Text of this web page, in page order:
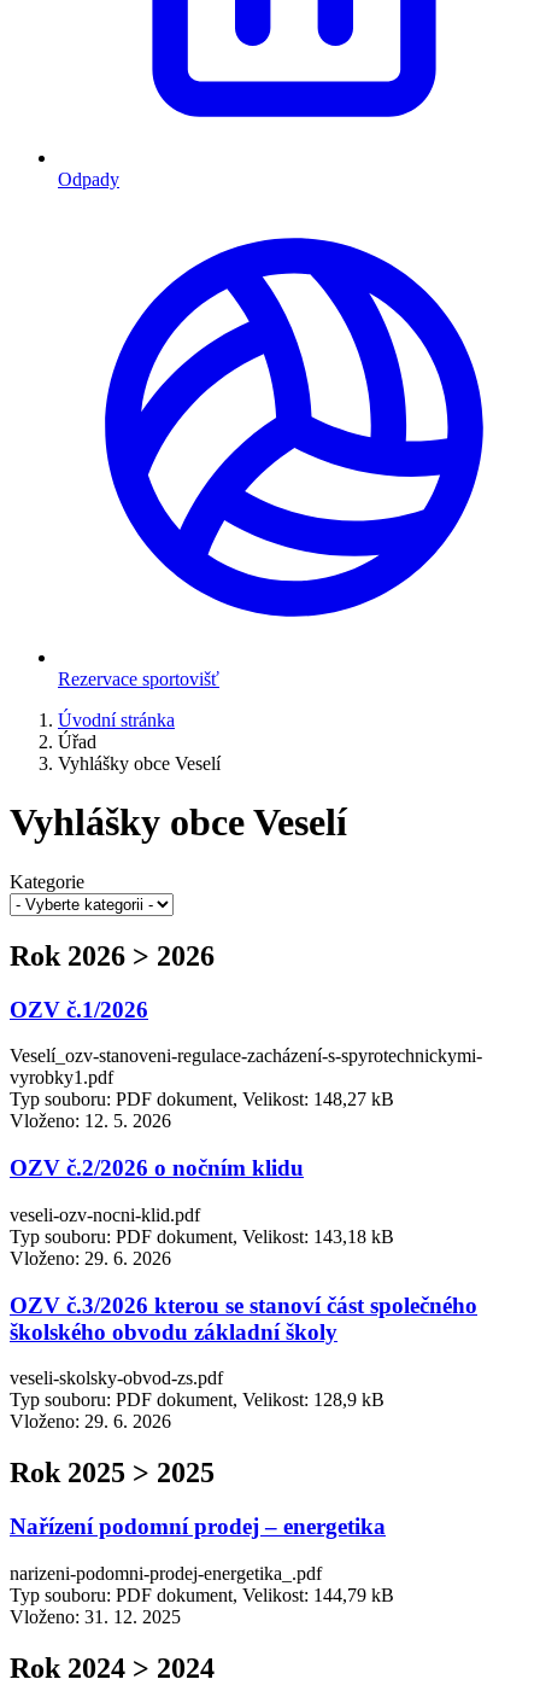
Odpady
Rezervace sportovišť
Úvodní stránka
Úřad
Vyhlášky obce Veselí
Vyhlášky obce Veselí
Kategorie
Rok 2026 > 2026
OZV č.1/2026
Veselí_ozv-stanoveni-regulace-zacházení-s-spyrotechnickymi-
vyrobky1.pdf
Typ souboru: PDF dokument, Velikost: 148,27 kB
Vloženo: 12. 5. 2026
OZV č.2/2026 o nočním klidu
veseli-ozv-nocni-klid.pdf
Typ souboru: PDF dokument, Velikost: 143,18 kB
Vloženo: 29. 6. 2026
OZV č.3/2026 kterou se stanoví část společného
školského obvodu základní školy
veseli-skolsky-obvod-zs.pdf
Typ souboru: PDF dokument, Velikost: 128,9 kB
Vloženo: 29. 6. 2026
Rok 2025 > 2025
Nařízení podomní prodej – energetika
narizeni-podomni-prodej-energetika_.pdf
Typ souboru: PDF dokument, Velikost: 144,79 kB
Vloženo: 31. 12. 2025
Rok 2024 > 2024